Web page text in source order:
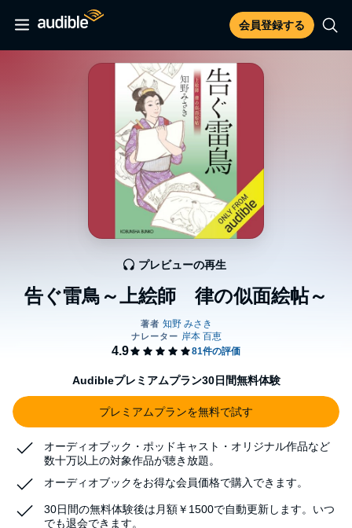
会員登録する
告ぐ雷鳥～上絵師 律の似面絵帖～
プレビューの再生
Audibleプレミアムプラン30日間無料体験
プレミアムプランを無料で試す
オーディオブック・ポッドキャスト・オリジナル作品など
数十万以上の対象作品が聴き放題。
オーディオブックをお得な会員価格で購入できます。
30日間の無料体験後は月額￥1500で自動更新します。いつ
でも退会できます。